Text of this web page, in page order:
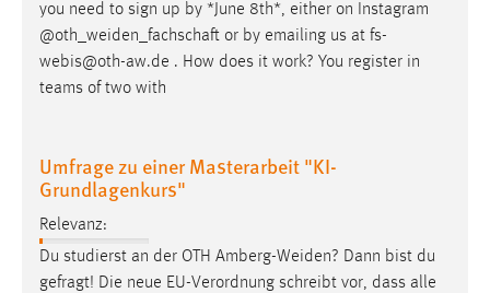
you need to sign up by *June 8th*, either on Instagram
@oth_weiden_fachschaft or by emailing us at fs-
webis@oth-aw.de . How does it work? You register in
teams of two with
Umfrage zu einer Masterarbeit "KI-
Grundlagenkurs"
Relevanz:
Du studierst an der OTH Amberg-Weiden? Dann bist du
gefragt! Die neue EU-Verordnung schreibt vor, dass alle
Zweck:
Wird benötigt um die Chatfunktion nutzen zu können.
Cookie Laufzeit:
Jahre, MIBEW_UserID = 1 Jahr
Login
Name: